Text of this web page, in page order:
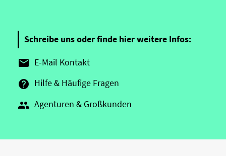
Schreibe uns oder finde hier weitere Infos:
 E-Mail Kontakt
 Hilfe & Häufige Fragen
 Agenturen & Großkunden